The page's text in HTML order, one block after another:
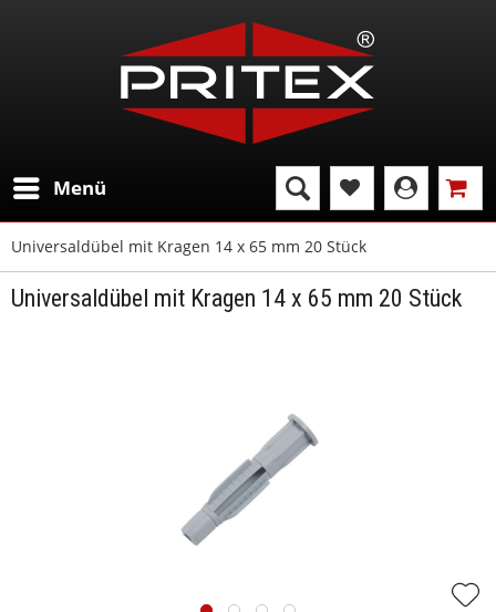
Menü
Universaldübel mit Kragen 14 x 65 mm 20 Stück
Universaldübel mit Kragen 14 x 65 mm 20 Stück